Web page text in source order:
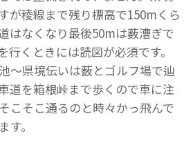
が稜線まで残り標高で150mくら
はなくなり最後50mは薮漕ぎで
行くときには読図が必須です。
～県境伝いは薮とゴルフ場で辿
道を箱根峠まで歩くので車に注
こそこ通るのと時々かっ飛んで
す。